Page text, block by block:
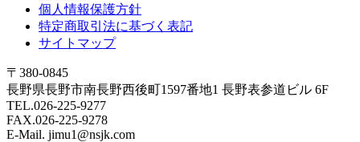
個人情報保護方針
特定商取引法に基づく表記
サイトマップ
〒380-0845
長野県長野市南長野西後町1597番地1 長野表参道ビル 6F
TEL.026-225-9277
FAX.026-225-9278
E-Mail. jimu1@nsjk.com